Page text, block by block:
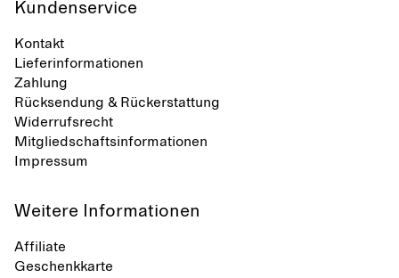
Kundenservice
Kontakt
Lieferinformationen
Zahlung
Rücksendung & Rückerstattung
Widerrufsrecht
Mitgliedschaftsinformationen
Impressum
Weitere Informationen
Affiliate
Geschenkkarte